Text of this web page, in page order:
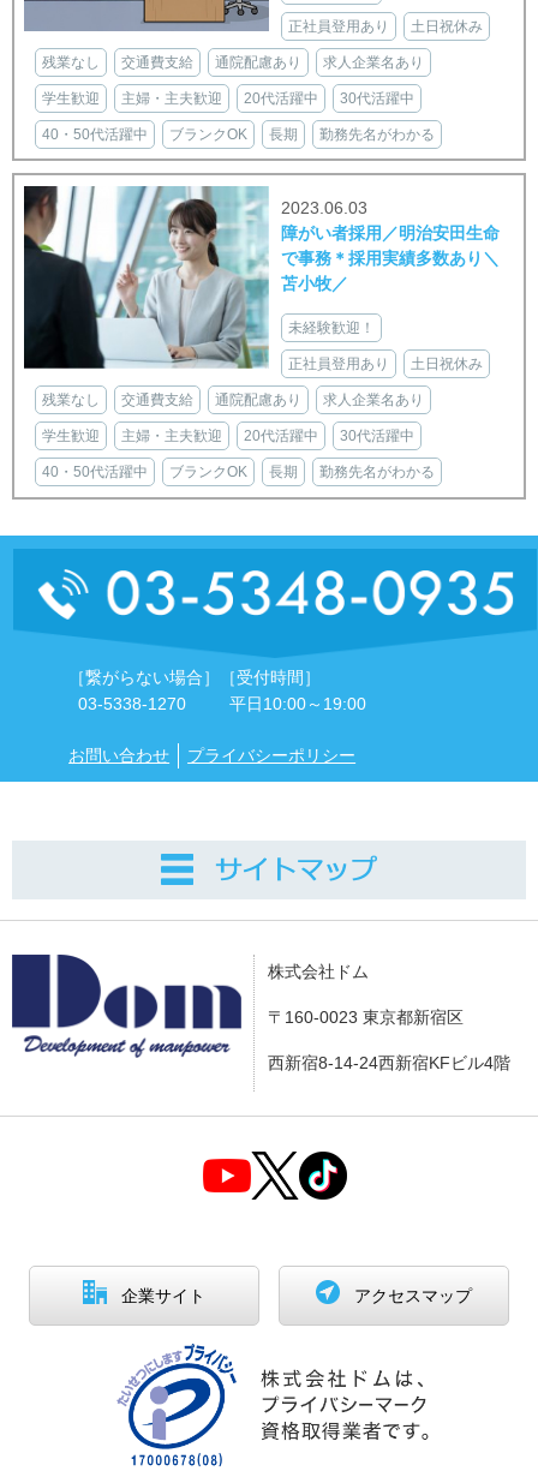
正社員登用あり 土日祝休み
残業なし 交通費支給 通院配慮あり 求人企業名あり
学生歓迎 主婦・主夫歓迎 20代活躍中 30代活躍中
40・50代活躍中 ブランクOK 長期 勤務先名がわかる
2023.06.03
障がい者採用／明治安田生命
で事務＊採用実績多数あり＼
苫小牧／
未経験歓迎！
正社員登用あり 土日祝休み
残業なし 交通費支給 通院配慮あり 求人企業名あり
学生歓迎 主婦・主夫歓迎 20代活躍中 30代活躍中
40・50代活躍中 ブランクOK 長期 勤務先名がわかる
［繋がらない場合］
03-5338-1270
［受付時間］
平日10:00～19:00
お問い合わせ プライバシーポリシー
株式会社ドム
〒160-0023 東京都新宿区
西新宿8-14-24西新宿KFビル4階
企業サイト アクセスマップ